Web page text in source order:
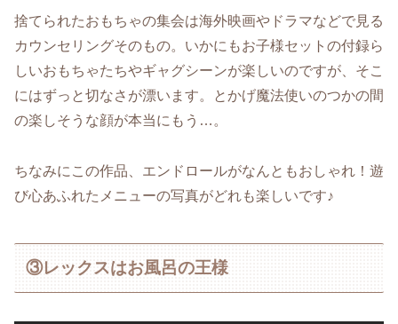
捨てられたおもちゃの集会は海外映画やドラマなどで見る
カウンセリングそのもの。いかにもお子様セットの付録ら
しいおもちゃたちやギャグシーンが楽しいのですが、そこ
にはずっと切なさが漂います。とかげ魔法使いのつかの間
の楽しそうな顔が本当にもう…。
ちなみにこの作品、エンドロールがなんともおしゃれ！遊
び心あふれたメニューの写真がどれも楽しいです♪
③レックスはお風呂の王様